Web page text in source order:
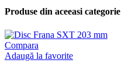
Produse din aceeasi categorie
Compara
Adaugă la favorite